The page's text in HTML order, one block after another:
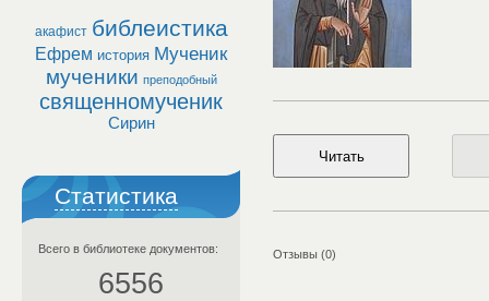
акафист библеистика
Ефрем история Мученик
мученики преподобный
священномученик
Сирин
Статистика
Всего в библиотеке документов:
6556
Отзывы (0)